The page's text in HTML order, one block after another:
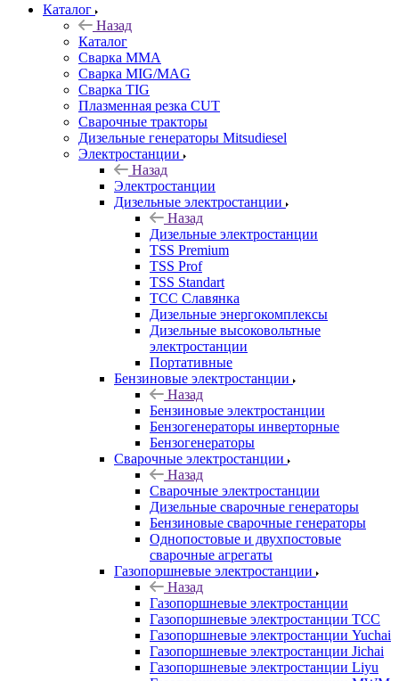
Каталог
Назад
Каталог
Сварка MMA
Сварка MIG/MAG
Сварка TIG
Плазменная резка CUT
Сварочные тракторы
Дизельные генераторы Mitsudiesel
Электростанции
Назад
Электростанции
Дизельные электростанции
Назад
Дизельные электростанции
TSS Premium
TSS Prof
TSS Standart
ТСС Славянка
Дизельные энергокомплексы
Дизельные высоковольтные
электростанции
Портативные
Бензиновые электростанции
Назад
Бензиновые электростанции
Бензогенераторы инверторные
Бензогенераторы
Сварочные электростанции
Назад
Сварочные электростанции
Дизельные сварочные генераторы
Бензиновые сварочные генераторы
Однопостовые и двухпостовые
сварочные агрегаты
Газопоршневые электростанции
Назад
Газопоршневые электростанции
Газопоршневые электростанции ТСС
Газопоршневые электростанции Yuchai
Газопоршневые электростанции Jichai
Газопоршневые электростанции Liyu